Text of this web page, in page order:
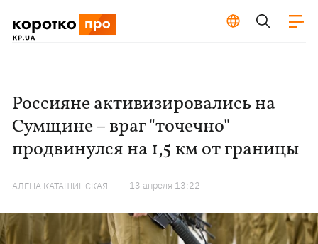
Россияне активизировались на
Сумщине – враг "точечно"
продвинулся на 1,5 км от границы
АЛЕНА КАТАШИНСКАЯ 13 апреля 13:22